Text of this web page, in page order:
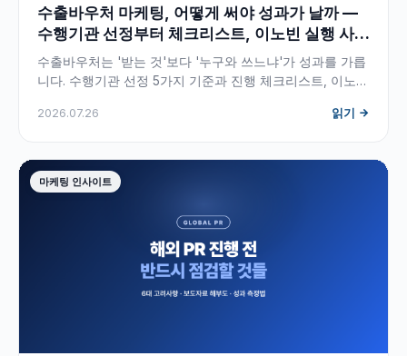
수출바우처 마케팅, 어떻게 써야 성과가 날까 —
수행기관 선정부터 체크리스트, 이노빈 실행 사례
까지
수출바우처는 '받는 것'보다 '누구와 쓰느냐'가 성과를 가릅
니다. 수행기관 선정 5가지 기준과 진행 체크리스트, 이노빈
관이 직접 정리했습니다.
2026.07.26 읽기
마케팅 인사이트